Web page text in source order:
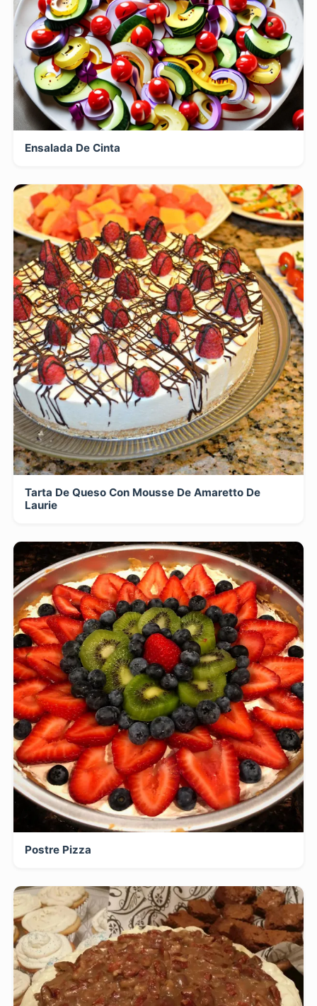
Ensalada De Cinta
Tarta De Queso Con Mousse De Amaretto De
Laurie
Postre Pizza